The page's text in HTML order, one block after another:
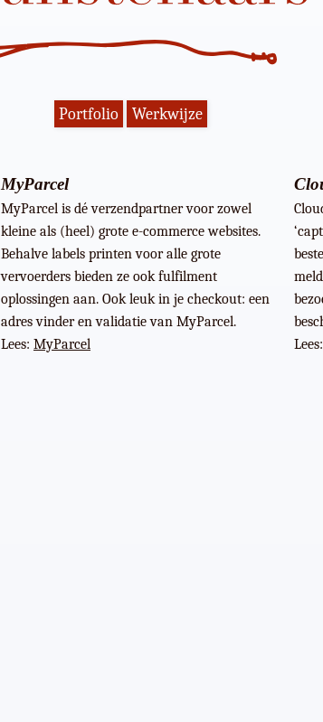
Portfolio Werkwijze
MyParcel
MyParcel is dé verzendpartner voor zowel
kleine als (heel) grote e-commerce websites.
Behalve labels printen voor alle grote
vervoerders bieden ze ook fulfilment
oplossingen aan. Ook leuk in je checkout: een
adres vinder en validatie van MyParcel.
Lees: MyParcel